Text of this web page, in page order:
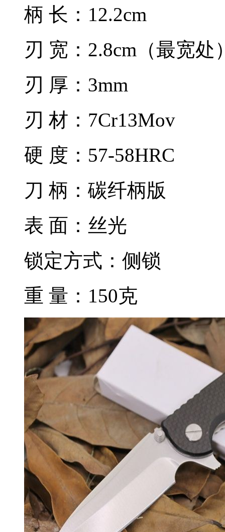
柄 长：12.2cm
刃 宽：2.8cm（最宽处
刃 厚：3mm
刃 材：7Cr13Mov
硬 度：57-58HRC
刀 柄：碳纤柄版
表 面：丝光
锁定方式：侧锁
重 量：150克